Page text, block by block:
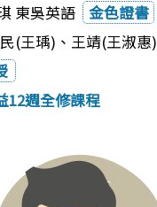
東吳英語
金色證書
(王瑀) 、 王靖(王淑惠)
12週全修課程